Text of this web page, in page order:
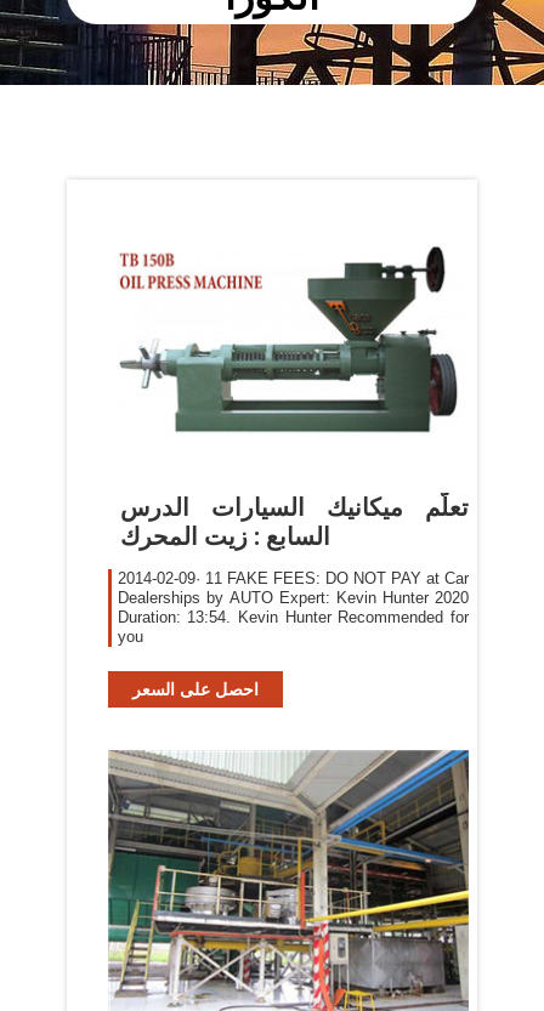
تعلُّم ميكانيك السيارات الدرس
السابع : زيت المحرك
2014-02-09· 11 FAKE FEES: DO NOT PAY at Car
Dealerships by AUTO Expert: Kevin Hunter 2020
Duration: 13:54. Kevin Hunter Recommended for
you
احصل على السعر